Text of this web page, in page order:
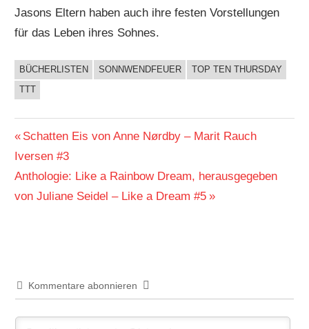
Jasons Eltern haben auch ihre festen Vorstellungen
für das Leben ihres Sohnes.
BUCHIGES
BÜCHERLISTEN SONNWENDFEUER
TOP TEN THURSDAY
TTT
Beitragsnavigation
Vorheriger
Beitrag:
Schatten Eis von Anne Nørdby – Marit Rauch
Iversen #3
Nächster
Beitrag:
Anthologie: Like a Rainbow Dream, herausgegeben
von Juliane Seidel – Like a Dream #5
Kommentare abonnieren